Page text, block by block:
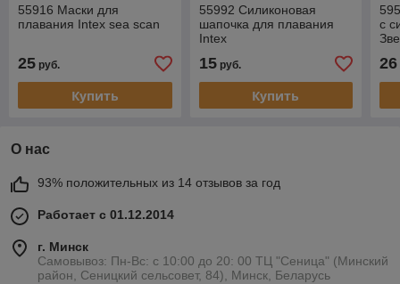
55916 Маски для
плавания Intex sea scan
25 руб.
Купить
55992 Силиконовая
шапочка для плавания
Intex
15руб.
Купить
с
26
О нас
93% положительных из 14 отзывов за год
Работает с 01.12.2014
г. Минск
Самовывоз: Пн-Вс: с 10:00 до 20: 00 ТЦ "Сеница" (Минский
район, Сеницкий сельсовет, 84), Минск, Беларусь